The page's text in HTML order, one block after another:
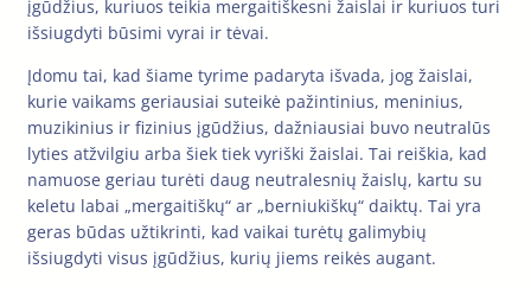
įgūdžius, kuriuos teikia mergaitiškesni žaislai ir kuriuos turi
išsiugdyti būsimi vyrai ir tėvai.
Įdomu tai, kad šiame tyrime padaryta išvada, jog žaislai,
kurie vaikams geriausiai suteikė pažintinius, meninius,
muzikinius ir fizinius įgūdžius, dažniausiai buvo neutralūs
lyties atžvilgiu arba šiek tiek vyriški žaislai. Tai reiškia, kad
namuose geriau turėti daug neutralesnių žaislų, kartu su
keletu labai „mergaitiškų“ ar „berniukiškų“ daiktų. Tai yra
geras būdas užtikrinti, kad vaikai turėtų galimybių
išsiugdyti visus įgūdžius, kurių jiems reikės augant.